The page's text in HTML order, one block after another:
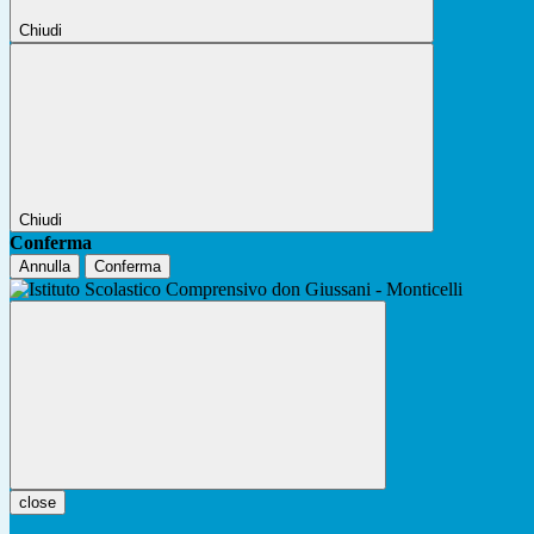
Chiudi
Chiudi
Conferma
Annulla Conferma
close